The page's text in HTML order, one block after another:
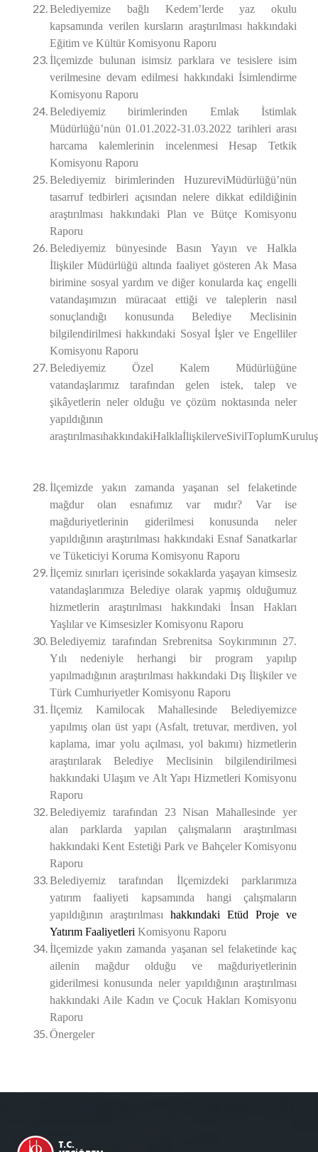
Belediyemize bağlı Kedem’lerde yaz okulu
kapsamında verilen kursların araştırılması hakkındaki
Eğitim ve Kültür Komisyonu Raporu
İlçemizde bulunan isimsiz parklara ve tesislere isim
verilmesine devam edilmesi hakkındaki İsimlendirme
Komisyonu Raporu
Belediyemiz birimlerinden Emlak İstimlak
Müdürlüğü’nün 01.01.2022-31.03.2022 tarihleri arası
harcama kalemlerinin incelenmesi Hesap Tetkik
Komisyonu Raporu
Belediyemiz birimlerinden HuzureviMüdürlüğü’nün
tasarruf tedbirleri açısından nelere dikkat edildiğinin
araştırılması hakkındaki Plan ve Bütçe Komisyonu
Raporu
Belediyemiz bünyesinde Basın Yayın ve Halkla
İlişkiler Müdürlüğü altında faaliyet gösteren Ak Masa
birimine sosyal yardım ve diğer konularda kaç engelli
vatandaşımızın müracaat ettiği ve taleplerin nasıl
sonuçlandığı konusunda Belediye Meclisinin
bilgilendirilmesi hakkındaki Sosyal İşler ve Engelliler
Komisyonu Raporu
Belediyemiz Özel Kalem Müdürlüğüne
vatandaşlarımız tarafından gelen istek, talep ve
şikâyetlerin neler olduğu ve çözüm noktasında neler
yapıldığının
İlçemizde yakın zamanda yaşanan sel felaketinde
mağdur olan esnafımız var mıdır? Var ise
mağduriyetlerinin giderilmesi konusunda neler
yapıldığının araştırılması hakkındaki Esnaf Sanatkarlar
ve Tüketiciyi Koruma Komisyonu Raporu
İlçemiz sınırları içerisinde sokaklarda yaşayan kimsesiz
vatandaşlarımıza Belediye olarak yapmış olduğumuz
hizmetlerin araştırılması hakkındaki İnsan Hakları
Yaşlılar ve Kimsesizler Komisyonu Raporu
Belediyemiz tarafından Srebrenitsa Soykırımının 27.
Yılı nedeniyle herhangi bir program yapılıp
yapılmadığının araştırılması hakkındaki Dış İlişkiler ve
Türk Cumhuriyetler Komisyonu Raporu
İlçemiz Kamilocak Mahallesinde Belediyemizce
yapılmış olan üst yapı (Asfalt, tretuvar, merdiven, yol
kaplama, imar yolu açılması, yol bakımı) hizmetlerin
araştırılarak Belediye Meclisinin bilgilendirilmesi
hakkındaki Ulaşım ve Alt Yapı Hizmetleri Komisyonu
Raporu
Belediyemiz tarafından 23 Nisan Mahallesinde yer
alan parklarda yapılan çalışmaların araştırılması
hakkındaki Kent Estetiği Park ve Bahçeler Komisyonu
Raporu
Belediyemiz tarafından İlçemizdeki parklarımıza
yatırım faaliyeti kapsamında hangi çalışmaların
yapıldığının araştırılması hakkındaki Etüd Proje ve
Yatırım Faaliyetleri Komisyonu Raporu
İlçemizde yakın zamanda yaşanan sel felaketinde kaç
ailenin mağdur olduğu ve mağduriyetlerinin
giderilmesi konusunda neler yapıldığının araştırılması
hakkındaki Aile Kadın ve Çocuk Hakları Komisyonu
Raporu
Önergeler